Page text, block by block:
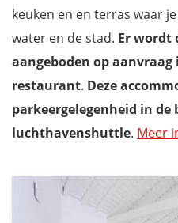
Casa de Campo Rocio do Mar
Mis niets op de Azoren met
keuken en en terras waar
water en de stad. Er wordt
aangeboden op aanvraag
restaurant. Deze
parkeergelegenheid in de
luchthavenshuttle. Meer